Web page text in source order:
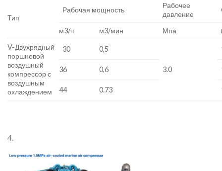
Тип
Рабочая мощность
Рабочее
давление
м3/ч м3/мин Мпа
V-Двухрядный
поршневой
воздушный
компрессор с
воздушным
охлаждением
30 0,5
3.0
36 0,6
44 0.73
4.